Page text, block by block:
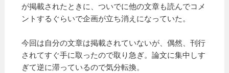
が掲載されたときに、ついでに他の文章も読んでコメ
ントするぐらいで企画が立ち消えになっていた。
今回は自分の文章は掲載されていないが、偶然、刊行
されてすぐ手に取ったので取り急ぎ。論文に集中しす
ぎて逆に滞っているので気分転換。